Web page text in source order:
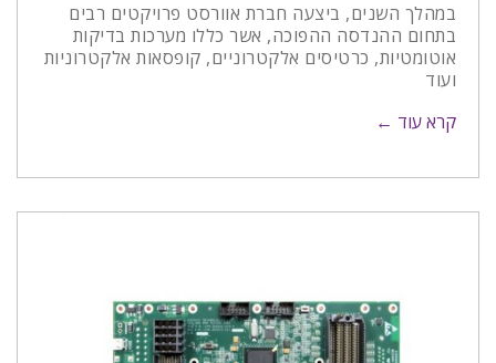
במהלך השנים, ביצעה חברת אוורסט פרויקטים רבים
בתחום ההנדסה ההפוכה, אשר כללו מערכות בדיקות
אוטומטיות, כרטיסים אלקטרוניים, קופסאות אלקטרוניות
ועוד
קרא עוד ←